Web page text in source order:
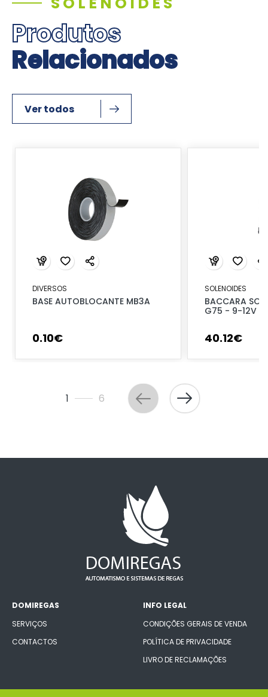
Produtos
Relacionados
Ver todos
DIVERSOS
BASE AUTOBLOCANTE MB3A
0.10€
SOLENOIDES
BACCARA
G75 - 9-12V
40.12€
1 6
DOMIREGAS
SERVIÇOS
CONTACTOS
INFO LEGAL
CONDIÇÕES GERAIS DE VENDA
POLÍTICA DE PRIVACIDADE
LIVRO DE RECLAMAÇÕES
CONECTE-SE CONNOSCO